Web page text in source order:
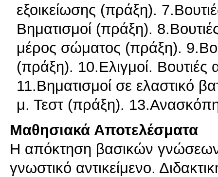
εξοικείωσης (πράξη).
Βηματισμοί (πράξη).
μέρος σώματος (πράξη).
(πράξη). 10.Ελιγμοί.
11.Βηματισμοί σε ελαστικό
μ. Τεστ (πράξη).
Μαθησιακά Αποτελέσματα
Η απόκτηση βασικών γνώσεων
γνωστικό αντικείμενο.